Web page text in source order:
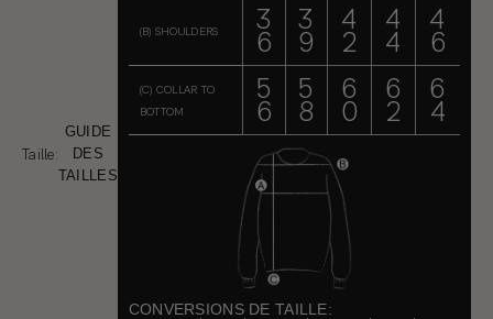
Taille:
GUIDE
DES
TAILLES
(B) SHOULDERS 3
6
3
9
4
2
4
4
4
6
(C) COLLAR TO
BOTTOM
5
6
5
8
6
0
6
2
6
4
CONVERSIONS DE TAILLE: